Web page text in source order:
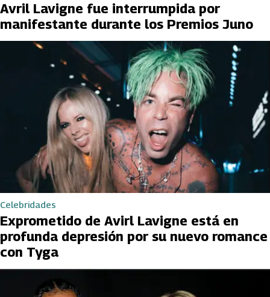
Avril Lavigne fue interrumpida por
manifestante durante los Premios Juno
Celebridades
Exprometido de Avirl Lavigne está en
profunda depresión por su nuevo romance
con Tyga